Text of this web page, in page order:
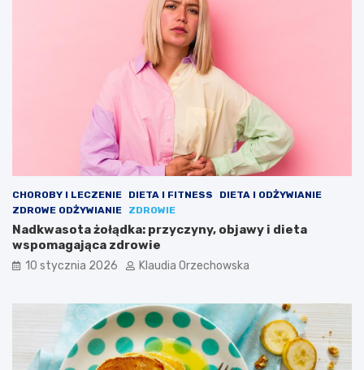
CHOROBY I LECZENIE DIETA I FITNESS
DIETA I ODŻYWIANIE
ZDROWE ODŻYWIANIE
ZDROWIE
Nadkwasota żołądka: przyczyny, objawy i dieta
wspomagająca zdrowie
10 stycznia 2026 Klaudia Orzechowska